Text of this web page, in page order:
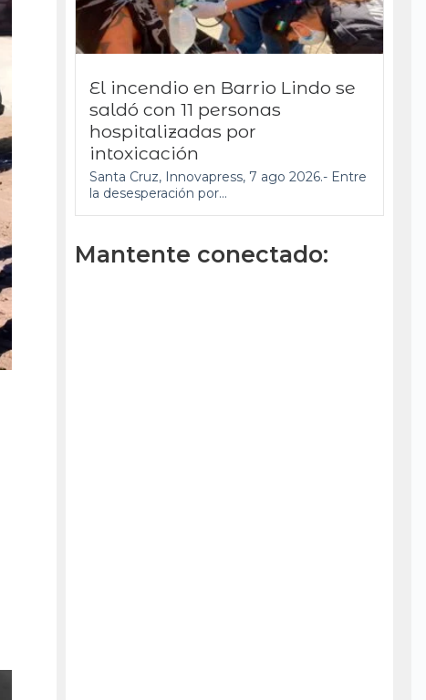
El incendio en Barrio Lindo se
saldó con 11 personas
hospitalizadas por
intoxicación
Santa Cruz, Innovapress, 7 ago 2026.- Entre
la desesperación por...
Mantente conectado: